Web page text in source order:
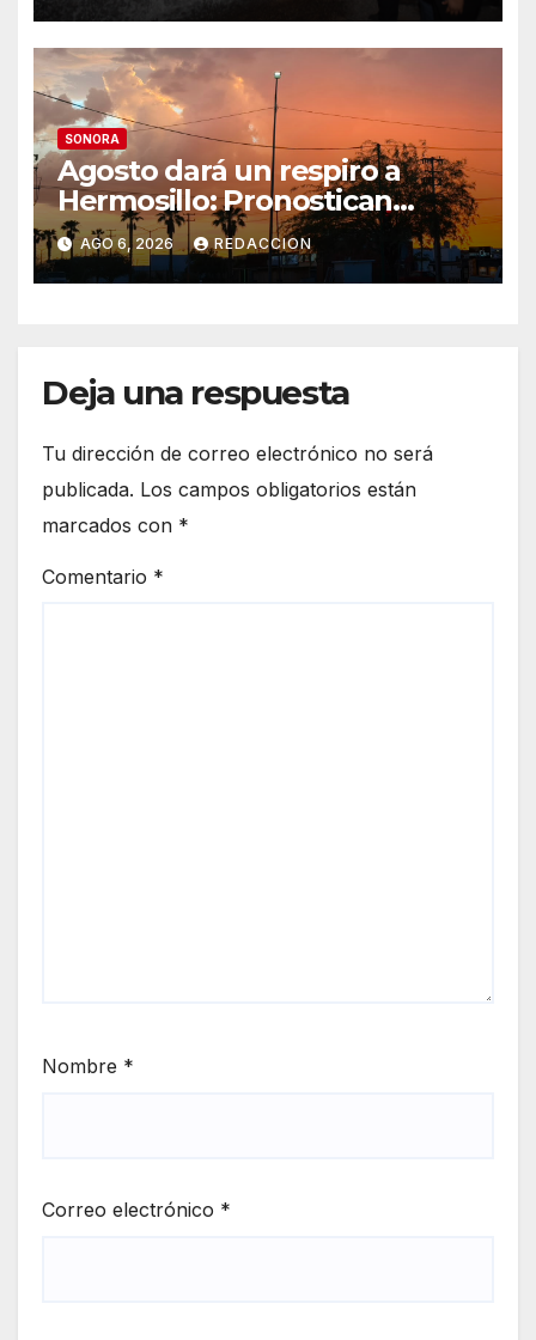
segundo de agua potable
SONORA
Agosto dará un respiro a
Hermosillo: Pronostican
semana lluviosa y
temperaturas de hasta 34°C
AGO 6, 2026 REDACCION
Deja una respuesta
Tu dirección de correo electrónico no será
publicada. Los campos obligatorios están
marcados con *
Comentario *
Nombre *
Correo electrónico *